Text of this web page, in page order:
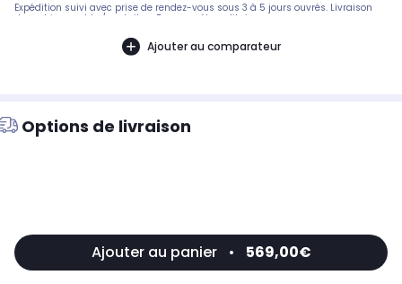
Expédition suivi avec prise de rendez-vous sous 3 à 5 jours ouvrés. Livraison
devant immeuble / portail en France métropolitaine
Ajouter au comparateur
Options de livraison
Ajouter au panier • 569,00€